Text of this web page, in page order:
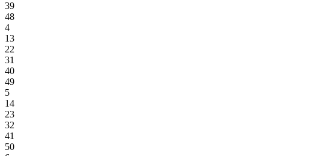
39
48
4
13
22
31
40
49
5
14
23
32
41
50